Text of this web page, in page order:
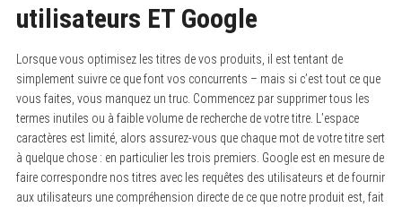
utilisateurs ET Google
Lorsque vous optimisez les titres de vos produits, il est tentant de
simplement suivre ce que font vos concurrents – mais si c’est tout ce que
vous faites, vous manquez un truc. Commencez par supprimer tous les
termes inutiles ou à faible volume de recherche de votre titre. L’espace
caractères est limité, alors assurez-vous que chaque mot de votre titre sert
à quelque chose : en particulier les trois premiers. Google est en mesure de
faire correspondre nos titres avec les requêtes des utilisateurs et de fournir
aux utilisateurs une compréhension directe de ce que notre produit est, fait